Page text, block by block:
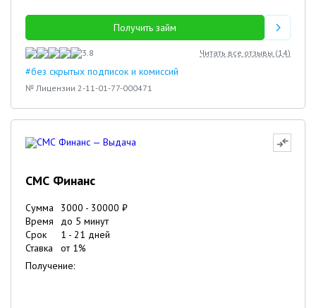
Получить займ
3.8 Читать все отзывы (14)
#без скрытых подписок и комиссий
№ Лицензии 2-11-01-77-000471
СМС Финанс
Сумма 3000 - 30000 ₽
Время
до 5 минут
Срок
1 - 21 дней
Ставка
от 1%
Получение: